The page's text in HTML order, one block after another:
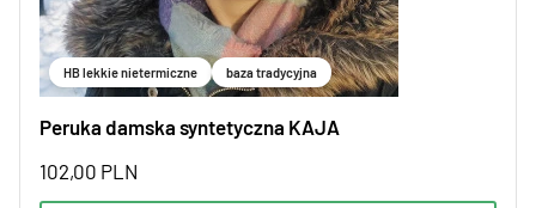
HB lekkie nietermiczne baza tradycyjna
Peruka damska syntetyczna KAJA
102,00 PLN